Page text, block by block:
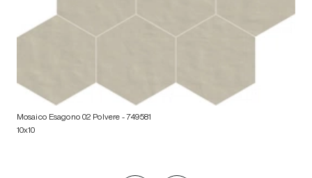
Mosaico Esagono 02 Polvere - 749581
10x10